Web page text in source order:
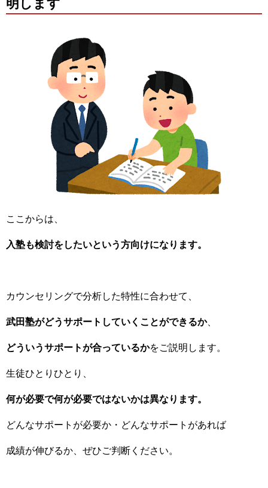
明します
ここからは、
入塾も検討をしたいという方向けになります。
カウンセリングで分析した特性に合わせて、
武田塾がどうサポートしていくことができるか、
どういうサポートが合っているかをご説明します。
生徒ひとりひとり、
何が必要で何が必要ではないかは異なります。
どんなサポートが必要か・どんなサポートがあれば
成績が伸びるか、ぜひご判断ください。